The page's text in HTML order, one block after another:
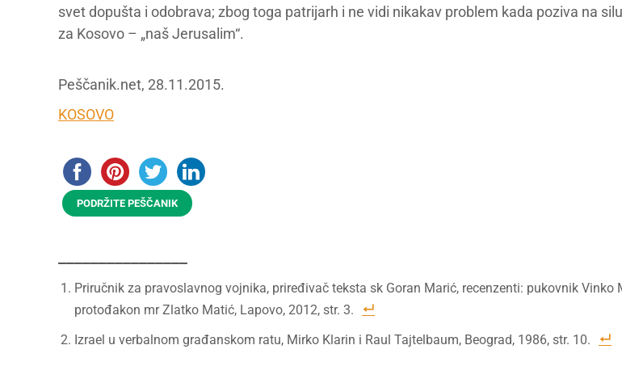
svet dopušta i odobrava; zbog toga patrijarh i ne vidi nikakav problem kada poziva na
za Kosovo – „naš Jerusalim“.
Peščanik.net, 28.11.2015.
KOSOVO
PODRŽITE PEŠČANIK
Priručnik za pravoslavnog vojnika, priređivač teksta sk Goran Marić, recenzenti: pukovnik Vinko
protođakon mr Zlatko Matić, Lapovo, 2012, str. 3.
Izrael u verbalnom građanskom ratu, Mirko Klarin i Raul Tajtelbaum, Beograd, 1986, str. 10.